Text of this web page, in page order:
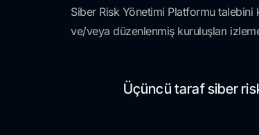
Siber Risk Yönetimi Platformu talebini
ve/veya düzenlenmiş kuruluşları
Üçüncü taraf siber